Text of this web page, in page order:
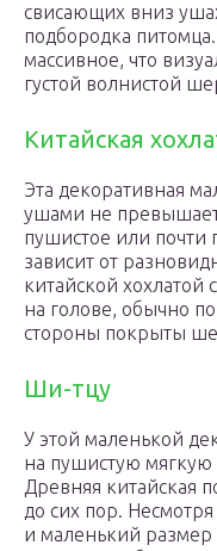
свисающих вниз
подбородка
массивное, что
густой волнистой
Китайская
Эта декоративная
ушами не
пушистое или почти
зависит от
китайской хохлатой
на голове, обычно
стороны покрыты
Ши-тцу
У этой маленькой
на пушистую
Древняя китайская
до сих пор.
и маленький размер